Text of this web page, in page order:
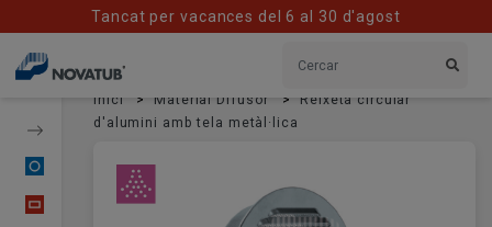
Tancat per vacances del 6 al 30 d'agost
Conducte Circular
Conducte Rectangular
Inici Material Difusor
Reixeta circular
d'alumini amb tela metàl·lica